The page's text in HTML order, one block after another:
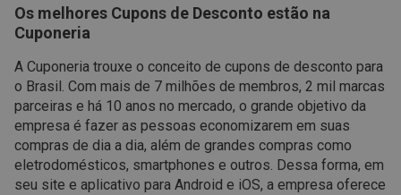
Os melhores Cupons de Desconto estão na
Cuponeria
A Cuponeria trouxe o conceito de cupons de desconto para
o Brasil. Com mais de 7 milhões de membros, 2 mil marcas
parceiras e há 10 anos no mercado, o grande objetivo da
empresa é fazer as pessoas economizarem em suas
compras de dia a dia, além de grandes compras como
eletrodomésticos, smartphones e outros. Dessa forma, em
seu site e aplicativo para Android e iOS, a empresa oferece